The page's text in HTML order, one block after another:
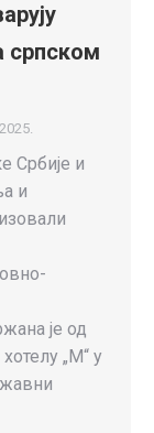
српском
Србије и
и
је од
„М“ у